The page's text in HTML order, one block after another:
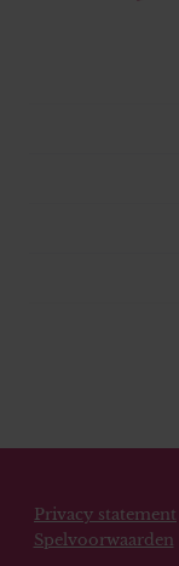
Privacy statement
Spelvoorwaarden